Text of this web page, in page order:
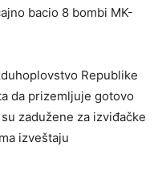
bacio 8 bombi MK-
Republike
da prizemljuje gotovo
zadužene za izviđačke
izveštaju